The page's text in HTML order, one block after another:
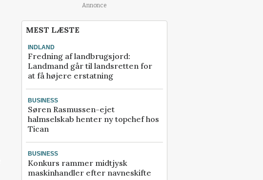
Annonce
MEST LÆSTE
INDLAND
Fredning af landbrugsjord:
Landmand går til landsretten for
at få højere erstatning
BUSINESS
Søren Rasmussen-ejet
halmselskab henter ny topchef hos
Tican
BUSINESS
Konkurs rammer midtjysk
maskinhandler efter navneskifte